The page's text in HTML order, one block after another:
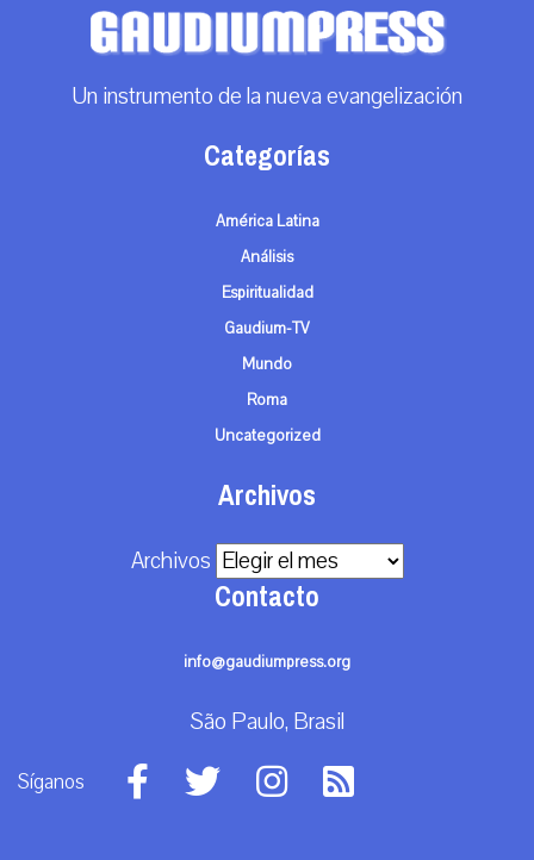
Un instrumento de la nueva evangelización
Categorías
América Latina
Análisis
Espiritualidad
Gaudium-TV
Mundo
Roma
Uncategorized
Archivos
Archivos
Contacto
info@gaudiumpress.org
São Paulo, Brasil
Síganos